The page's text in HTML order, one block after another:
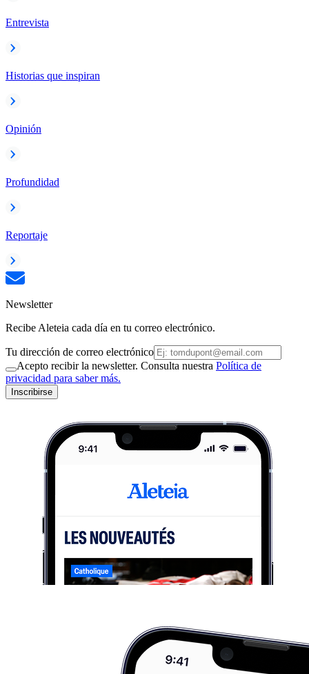
Entrevista
Historias que inspiran
Opinión
Profundidad
Reportaje
Newsletter
Recibe Aleteia cada día en tu correo electrónico.
Tu dirección de correo electrónico
Acepto recibir la newsletter. Consulta nuestra Política de
privacidad para saber más.
Inscribirse